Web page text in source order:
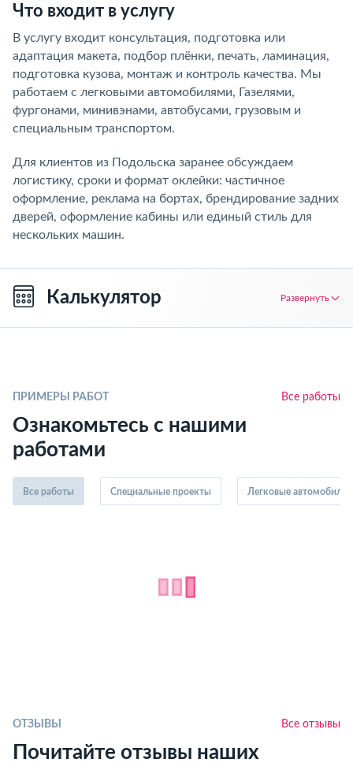
Что входит в услугу
В услугу входит консультация, подготовка или
адаптация макета, подбор плёнки, печать, ламинация,
подготовка кузова, монтаж и контроль качества. Мы
работаем с легковыми автомобилями, Газелями,
фургонами, минивэнами, автобусами, грузовым и
специальным транспортом.
Для клиентов из Подольска заранее обсуждаем
логистику, сроки и формат оклейки: частичное
оформление, реклама на бортах, брендирование задних
дверей, оформление кабины или единый стиль для
нескольких машин.
Калькулятор Развернуть
ПРИМЕРЫ РАБОТ Все работы
Ознакомьтесь с нашими
работами
Все работы Специальные проекты Легковые автомобили
ОТЗЫВЫ Все отзывы
Почитайте отзывы наших